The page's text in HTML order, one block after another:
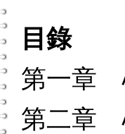
目錄
第一章
第二章